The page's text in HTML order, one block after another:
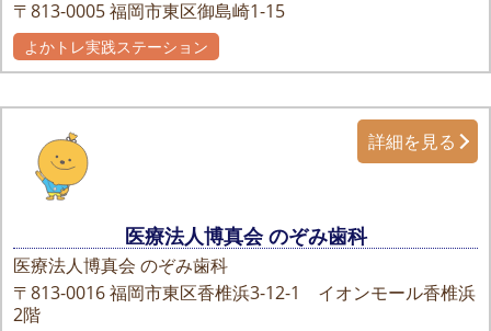
〒813-0005福岡市東区御島崎1-15
よかトレ実践ステーション
医療法人博真会 のぞみ歯科
医療法人博真会 のぞみ歯科
〒813-0016福岡市東区香椎浜3-12-1 イオンモール香椎浜
2階
詳細を見る